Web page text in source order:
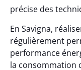
précise des
En Savigna,
régulièrement
performance
la consommation